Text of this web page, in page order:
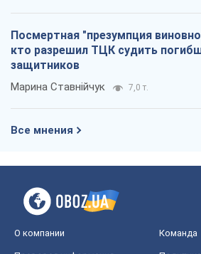
Посмертная "презумпция
кто разрешил ТЦК судить
защитников
Марина Ставнійчук 7,0 т.
Все мнения
О компании Команда